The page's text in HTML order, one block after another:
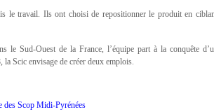
le travail. Ils ont choisi de repositionner le produit en
le Sud-Ouest de la France, l’équipe part à la conquête
Scic envisage de créer deux emplois.
des Scop Midi-Pyrénées